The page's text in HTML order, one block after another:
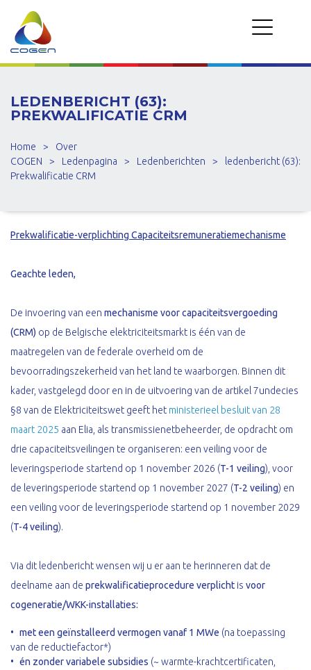
LEDENBERICHT (63):
PREKWALIFICATIE CRM
Home >
Over
COGEN
> Ledenpagina > Ledenberichten >
ledenbericht (63):
Prekwalificatie CRM
Prekwalificatie-verplichting Capaciteitsremuneratiemechanisme
Geachte leden,
De invoering van een mechanisme voor capaciteitsvergoeding
(CRM) op de Belgische elektriciteitsmarkt is één van de
maatregelen van de federale overheid om de
bevoorradingszekerheid van het land te waarborgen. Binnen dit
kader, vastgelegd door en in de uitvoering van de artikel 7undecies
§8 van de Elektriciteitswet geeft het ministerieel besluit van 28
maart 2025 aan Elia, als transmissienetbeheerder, de opdracht om
drie capaciteitsveilingen te organiseren: een veiling voor de
leveringsperiode startend op 1 november 2026 (T-1 veiling), voor
de leveringsperiode startend op 1 november 2027 (T-2 veiling) en
een veiling voor de leveringsperiode startend op 1 november 2029
(T-4 veiling).
Via dit ledenbericht wensen wij u er aan te herinneren dat de
deelname aan de prekwalificatieprocedure verplicht is voor
cogeneratie/WKK-installaties:
met een geïnstalleerd vermogen vanaf 1 MWe (na toepassing
van de reductiefactor*)
én zonder variabele subsidies (~ warmte-krachtcertificaten,